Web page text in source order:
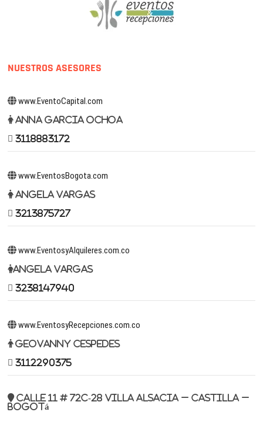
NUESTROS ASESORES
www.EventoCapital.com
Anna Garcia Ochoa
3118883172
www.EventosBogota.com
Angela Vargas
3213875727
www.EventosyAlquileres.com.co
Angela Vargas
3238147940
www.EventosyRecepciones.com.co
Geovanny Cespedes
3112290375
Calle 11 # 72c-28 Villa Alsacia – Castilla –
Bogotá